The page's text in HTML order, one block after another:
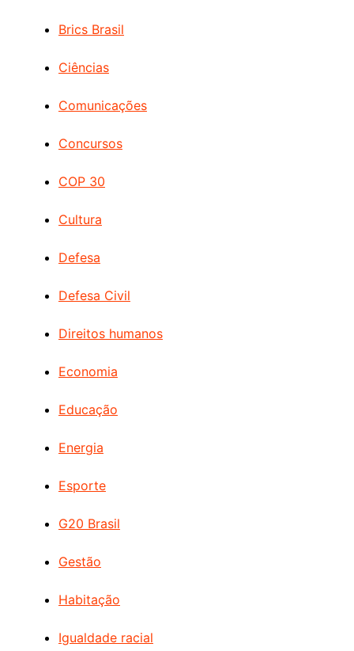
Brics Brasil
Ciências
Comunicações
Concursos
COP 30
Cultura
Defesa
Defesa Civil
Direitos humanos
Economia
Educação
Energia
Esporte
G20 Brasil
Gestão
Habitação
Igualdade racial